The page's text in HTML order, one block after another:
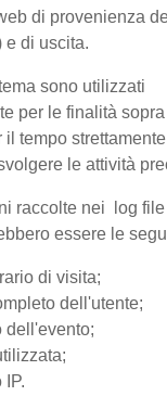
di provenienza
e di uscita.
sono utilizzati
per le finalità
il tempo strettamente
le attività
raccolte nei log
essere le
di visita;
dell'utente;
dell'evento;
IP.